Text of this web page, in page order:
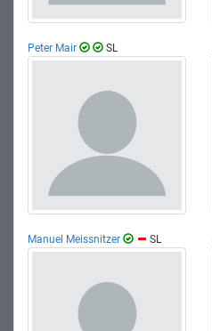
Peter Mair SL
Manuel Meissnitzer SL